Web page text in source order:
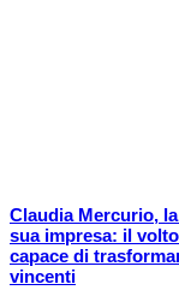
Claudia Mercurio,
sua impresa: il
capace di
vincenti